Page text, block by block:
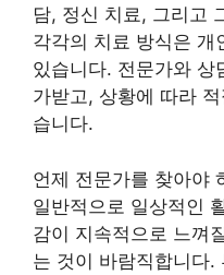
담, 정신 치료, 그리고
각각의 치료 방식은 개
있습니다. 전문가와 상
가받고, 상황에 따라
습니다.
언제 전문가를 찾아야
일반적으로 일상적인
감이 지속적으로 느껴
는 것이 바람직합니다.